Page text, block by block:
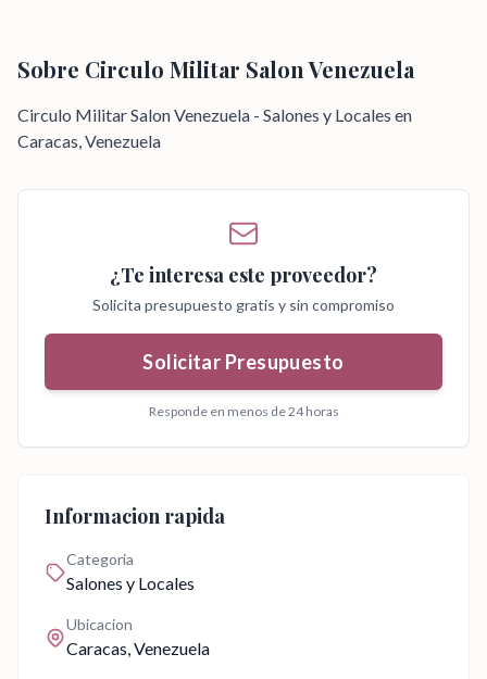
Sobre Circulo Militar Salon Venezuela
Circulo Militar Salon Venezuela - Salones y Locales en
Caracas, Venezuela
¿Te interesa este proveedor?
Solicita presupuesto gratis y sin compromiso
Solicitar Presupuesto
Responde en menos de 24 horas
Informacion rapida
Categoria
Salones y Locales
Ubicacion
Caracas, Venezuela